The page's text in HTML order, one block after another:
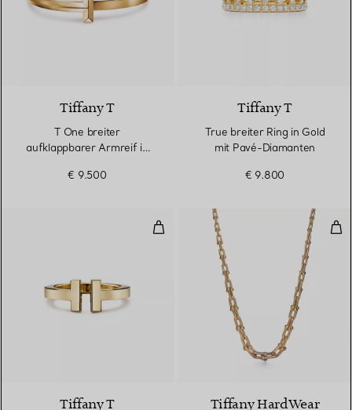
Tiffany T
T One breiter
aufklappbarer Armreif in
€ 9.500
Tiffany T
True breiter Ring in Gold
mit Pavé-Diamanten
€ 9.800
Square Ring in Gelbgold
2 Materialien
Tiffany T Tiffany HardWear